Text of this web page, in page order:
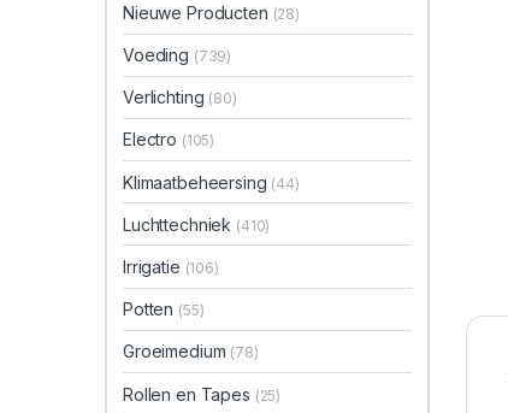
Nieuwe Producten (28)
Voeding (739)
Verlichting (80)
Electro (105)
Klimaatbeheersing (44)
Luchttechniek (410)
Irrigatie (106)
Potten (55)
Groeimedium (78)
Rollen en Tapes (25)